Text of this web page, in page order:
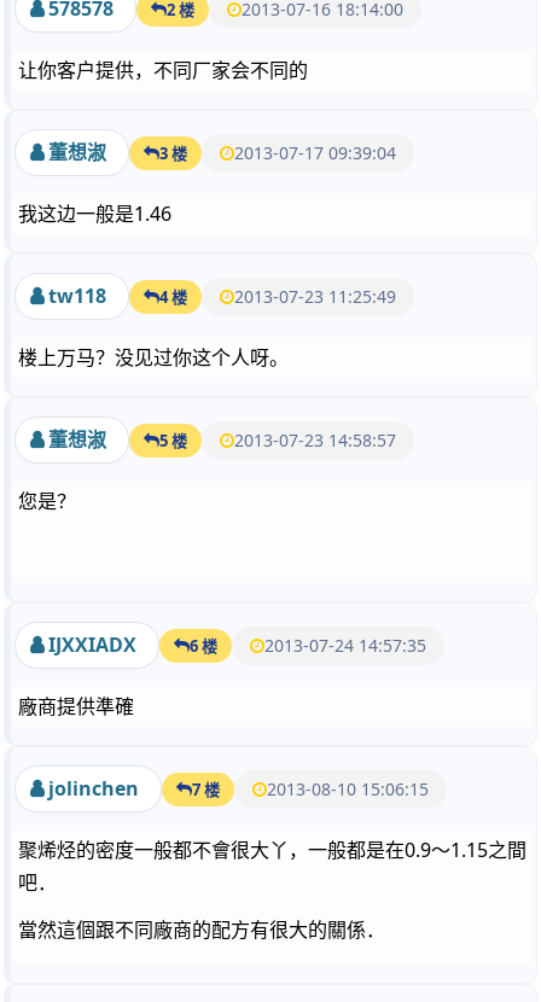
578578 2 楼 2013-07-16 18:14:00
让你客户提供，不同厂家会不同的
董想淑 3 楼 2013-07-17 09:39:04
我这边一般是1.46
tw118 4 楼 2013-07-23 11:25:49
楼上万马？没见过你这个人呀。
董想淑 5 楼 2013-07-23 14:58:57
您是？
IJXXIADX 6 楼 2013-07-24 14:57:35
廠商提供準確
jolinchen 7 楼 2013-08-10 15:06:15
聚烯烃的密度一般都不會很大丫，一般都是在0.9～1.15之間
吧．
當然這個跟不同廠商的配方有很大的關係．